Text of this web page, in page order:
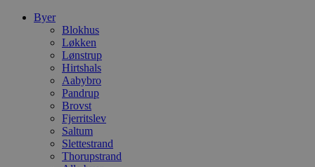
Byer
Blokhus
Løkken
Lønstrup
Hirtshals
Aabybro
Pandrup
Brovst
Fjerritslev
Saltum
Slettestrand
Thorupstrand